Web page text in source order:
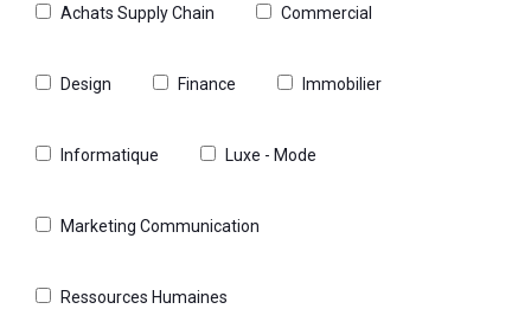
Achats Supply Chain Commercial
Design Finance Immobilier
Informatique Luxe - Mode
Marketing Communication
Ressources Humaines